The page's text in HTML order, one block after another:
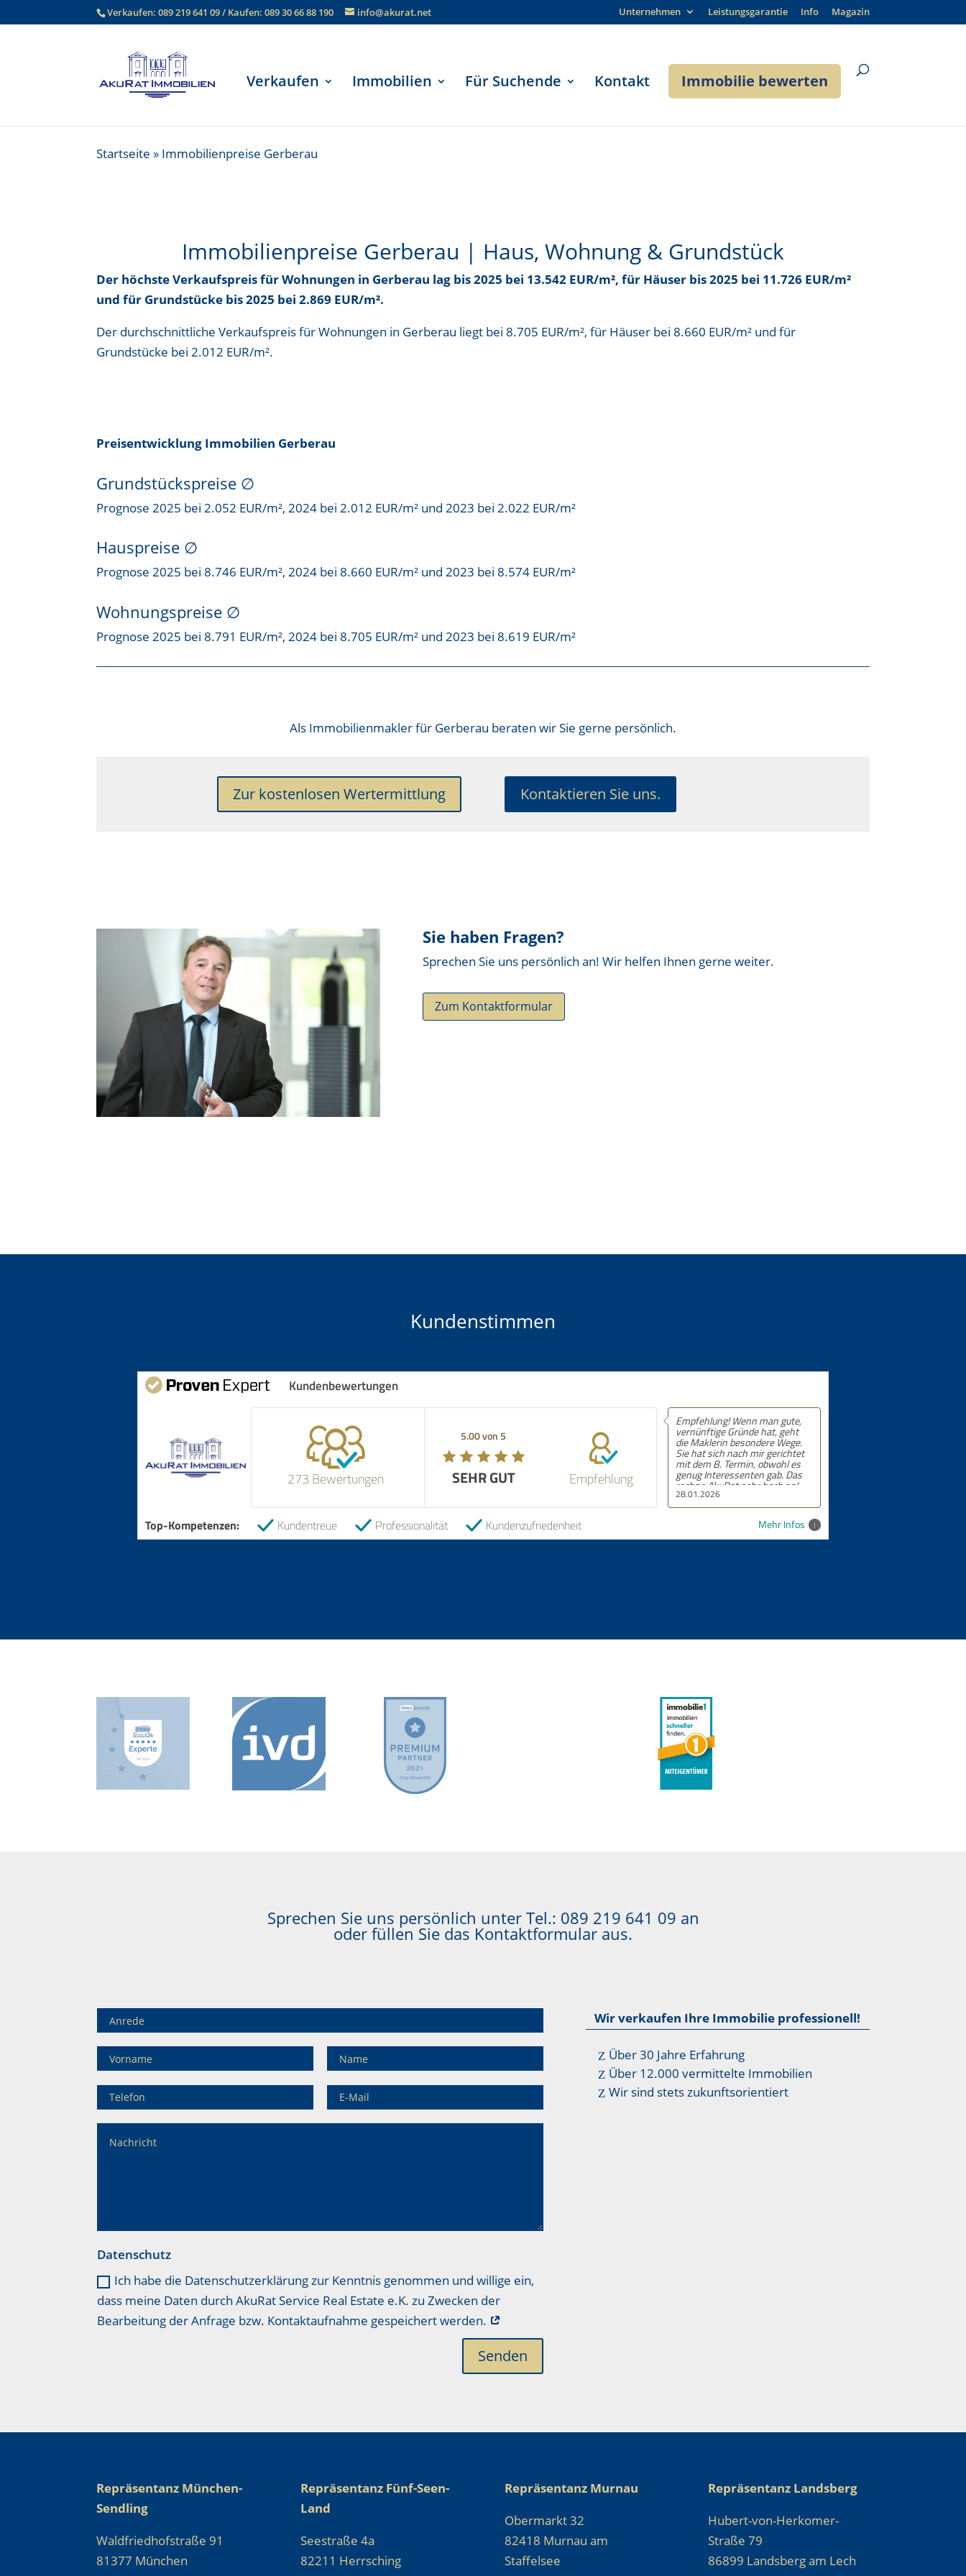
Verkaufen:089 219 641 09/ Kaufen:089 30 66 88 190 info@akurat.net Unternehmen Leistungsgarantie Info Magazin
Verkaufen Immobilien Für Suchende Kontakt Immobilie bewerten
Startseite » Immobilienpreise Gerberau
Immobilienpreise Gerberau | Haus, Wohnung & Grundstück
Der höchste Verkaufspreis für Wohnungen in Gerberau lag bis2025 bei 13.542 EUR/m², für Häuser bis2025 bei 11.726 EUR/m²
und für Grundstücke bis2025 bei 2.869 EUR/m².
Der durchschnittliche Verkaufspreis für Wohnungen in Gerberau liegt bei 8.705 EUR/m², für Häuser bei 8.660 EUR/m² und für
Grundstücke bei2.012 EUR/m².
Preisentwicklung Immobilien Gerberau
Grundstückspreise ∅
Prognose 2025 bei 2.052 EUR/m², 2024 bei 2.012 EUR/m² und 2023 bei 2.022 EUR/m²
Hauspreise ∅
Prognose 2025 bei 8.746 EUR/m², 2024 bei 8.660 EUR/m² und 2023 bei 8.574 EUR/m²
Wohnungspreise ∅
Prognose 2025 bei 8.791 EUR/m², 2024 bei 8.705 EUR/m² und 2023 bei 8.619 EUR/m²
Als Immobilienmakler für Gerberau beraten wir Sie gerne persönlich.
Zur kostenlosen Wertermittlung Kontaktieren Sie uns.
Sie haben Fragen?
Sprechen Sie uns persönlich an! Wir helfen Ihnen gerne weiter.
Zum Kontaktformular
Kundenstimmen
Kundenbewertungen
273 Bewertungen
5.00 von 5
SEHR GUT Empfehlung
Empfehlung! Wenn man gute,
vernünftige Gründe hat, geht
die Maklerin besondere Wege.
Sie hat sich nach mir gerichtet
mit dem B. Termin, obwohl es
genug Interessenten gab. Das
rechne AkuRat sehr hoch an!
Empfehlung! 5 von 5 Sternen.
Mehr Infos
Top-Kompetenzen: Kundentreue Professionalität Kundenzufriedenheit
Sprechen Sie uns persönlich unter Tel.: 089 219 641 09 an
oder füllen Sie das Kontaktformular aus.
Datenschutz
Ich habe die Datenschutzerklärung zur Kenntnis genommen und willige ein,
dass meine Daten durch AkuRat Service Real Estate e.K. zu Zwecken der
Bearbeitung der Anfrage bzw. Kontaktaufnahme gespeichert werden.
Senden
Wir verkaufen Ihre Immobilie professionell!
Über 30 Jahre Erfahrung
Über 12.000 vermittelte Immobilien
Wir sind stets zukunftsorientiert
Repräsentanz München-
Sendling
Waldfriedhofstraße 91
81377 München
Repräsentanz Fünf-Seen-
Land
Seestraße 4a
82211 Herrsching
Repräsentanz Murnau
Obermarkt 32
82418 Murnau am
Staffelsee
Repräsentanz Landsberg
Hubert-von-Herkomer-
Straße 79
86899 Landsberg am Lech